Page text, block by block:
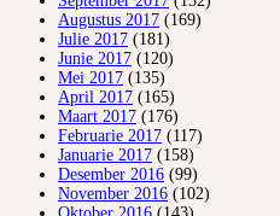
Augustus 2017 (169)
Julie 2017 (181)
Junie 2017 (120)
Mei 2017 (135)
April 2017 (165)
Maart 2017 (176)
Februarie 2017 (117)
Januarie 2017 (158)
Desember 2016 (99)
November 2016 (102)